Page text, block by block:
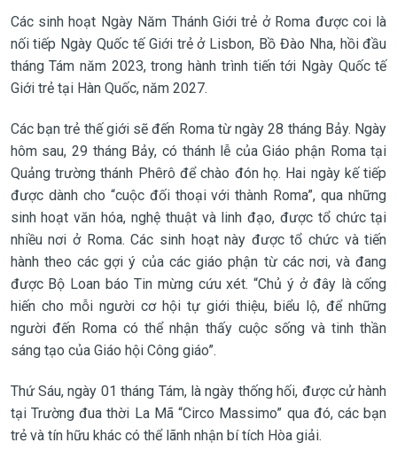
Các sinh hoạt Ngày Năm Thánh Giới trẻ ở Roma được coi là
nối tiếp Ngày Quốc tế Giới trẻ ở Lisbon, Bồ Đào Nha, hồi đầu
tháng Tám năm 2023, trong hành trình tiến tới Ngày Quốc tế
Giới trẻ tại Hàn Quốc, năm 2027.
Các bạn trẻ thế giới sẽ đến Roma từ ngày 28 tháng Bảy. Ngày
hôm sau, 29 tháng Bảy, có thánh lễ của Giáo phận Roma tại
Quảng trường thánh Phêrô để chào đón họ. Hai ngày kế tiếp
được dành cho “cuộc đối thoại với thành Roma”, qua những
sinh hoạt văn hóa, nghệ thuật và linh đạo, được tổ chức tại
nhiều nơi ở Roma. Các sinh hoạt này được tổ chức và tiến
hành theo các gợi ý của các giáo phận từ các nơi, và đang
được Bộ Loan báo Tin mừng cứu xét. “Chủ ý ở đây là cống
hiến cho mỗi người cơ hội tự giới thiệu, biểu lộ, để những
người đến Roma có thể nhận thấy cuộc sống và tinh thần
sáng tạo của Giáo hội Công giáo”.
Thứ Sáu, ngày 01 tháng Tám, là ngày thống hối, được cử hành
tại Trường đua thời La Mã “Circo Massimo” qua đó, các bạn
trẻ và tín hữu khác có thể lãnh nhận bí tích Hòa giải.